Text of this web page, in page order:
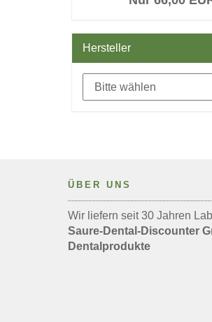
Hersteller
ÜBER UNS
Wir liefern seit 30 Jahren
Saure-Dental-Discounter
Dentalprodukte